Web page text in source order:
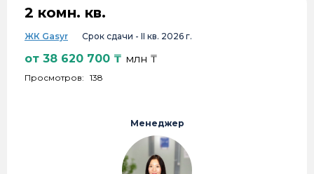
2 комн. кв.
ЖК Gasyr Срок сдачи - II кв. 2026 г.
от 38 620 700 ₸ млн ₸
Просмотров: 138
Менеджер